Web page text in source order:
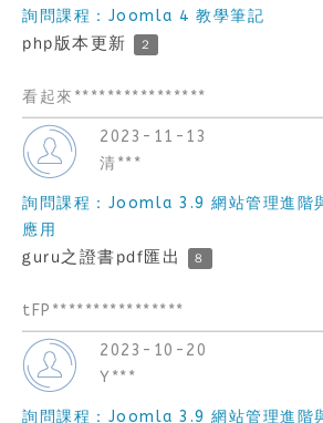
詢問課程：Joomla 4 教學筆記
php版本更新 2
看起來****************
2023-11-13
清***
詢問課程：Joomla 3.9 網站管理進階
應用
guru之證書pdf匯出 8
tFP****************
2023-10-20
Y***
詢問課程：Joomla 3.9 網站管理進階